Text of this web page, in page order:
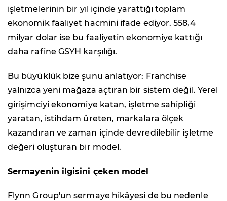
işletmelerinin bir yıl içinde yarattığı toplam
ekonomik faaliyet hacmini ifade ediyor. 558,4
milyar dolar ise bu faaliyetin ekonomiye kattığı
daha rafine GSYH karşılığı.
Bu büyüklük bize şunu anlatıyor: Franchise
yalnızca yeni mağaza açtıran bir sistem değil. Yerel
girişimciyi ekonomiye katan, işletme sahipliği
yaratan, istihdam üreten, markalara ölçek
kazandıran ve zaman içinde devredilebilir işletme
değeri oluşturan bir model.
Sermayenin ilgisini çeken model
Flynn Group'un sermaye hikâyesi de bu nedenle